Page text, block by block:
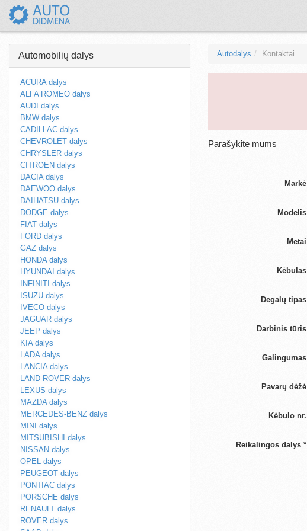
Automobilių dalys
ACURA dalys
ALFA ROMEO dalys
AUDI dalys
BMW dalys
CADILLAC dalys
CHEVROLET dalys
CHRYSLER dalys
CITROËN dalys
DACIA dalys
DAEWOO dalys
DAIHATSU dalys
DODGE dalys
FIAT dalys
FORD dalys
GAZ dalys
HONDA dalys
HYUNDAI dalys
INFINITI dalys
ISUZU dalys
IVECO dalys
JAGUAR dalys
JEEP dalys
KIA dalys
LADA dalys
LANCIA dalys
LAND ROVER dalys
LEXUS dalys
MAZDA dalys
MERCEDES-BENZ dalys
MINI dalys
MITSUBISHI dalys
NISSAN dalys
OPEL dalys
PEUGEOT dalys
PONTIAC dalys
PORSCHE dalys
RENAULT dalys
ROVER dalys
Autodalys Kontaktai
Parašykite mums
Markė
Modelis
Metai
Kėbulas
Degalų tipas
Darbinis tūris
Galingumas
Pavarų dėžė
Kėbulo nr.
Reikalingos dalys *